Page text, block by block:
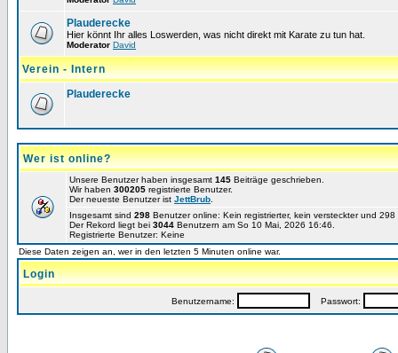
Plauderecke
Hier könnt Ihr alles Loswerden, was nicht direkt mit Karate zu tun hat.
Moderator David
Verein - Intern
Plauderecke
Wer ist online?
Unsere Benutzer haben insgesamt 145 Beiträge geschrieben.
Wir haben 300205 registrierte Benutzer.
Der neueste Benutzer ist JettBrub
Insgesamt sind 298 Benutzer online: Kein registrierter, kein versteckter und
Der Rekord liegt bei 3044 Benutzern am So 10 Mai, 2026 16:46.
Registrierte Benutzer: Keine
Diese Daten zeigen an, wer in den letzten 5 Minuten online war.
Login
Benutzername: Passwort: